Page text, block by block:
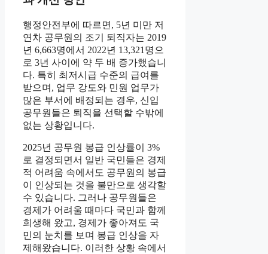
행정안전부에 따르면, 5년 미만 저
연차 공무원의 조기 퇴직자는 2019
년 6,663명에서 2022년 13,321명으
로 3년 사이에 약 두 배 증가했습니
다. 특히 최저시급 수준의 급여를
받으며, 업무 강도와 민원 업무가
많은 부서에 배정되는 경우, 신입
공무원들은 퇴직을 선택할 수밖에
없는 상황입니다.
2025년 공무원 봉급 인상률이 3%
로 결정되면서 일반 국민들은 경제
적 어려움 속에서도 공무원의 봉급
이 인상되는 것을 불만으로 생각할
수 있습니다. 그러나 공무원들은
경제가 어려울 때마다 국민과 함께
희생해 왔고, 경제가 좋아져도 국
민의 눈치를 보며 봉급 인상을 자
제해왔습니다. 이러한 상황 속에서